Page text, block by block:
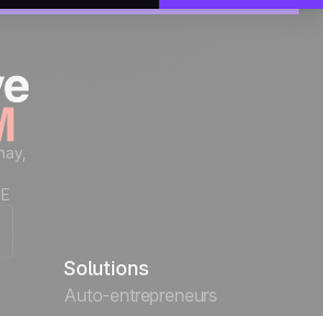
Solutions
Auto-entrepreneurs